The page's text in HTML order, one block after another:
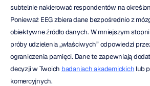
subtelnie nakierować respondentów na
Ponieważ EEG zbiera dane bezpośrednio z
obiektywne źródło danych. W mniejszym
próby udzielenia „właściwych” odpowiedzi
ograniczenia pamięci. Dane te zapewniają
decyzji w Twoich badaniach akademickich lub
komercyjnych.